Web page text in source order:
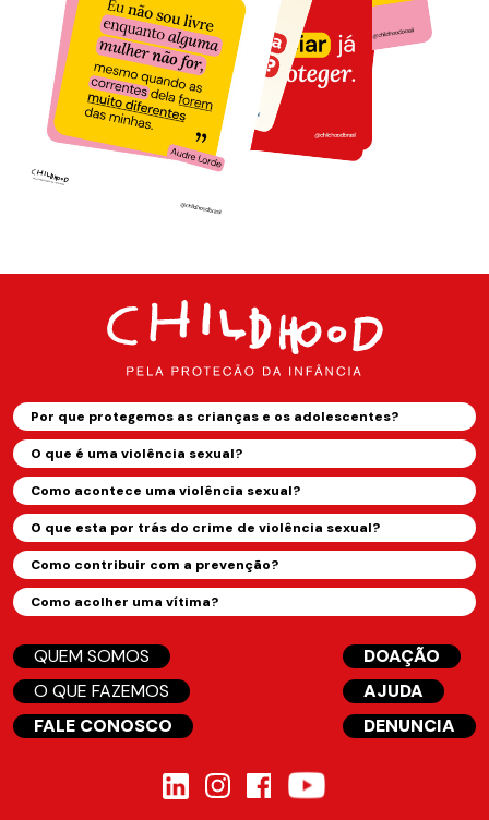
Por que protegemos as crianças e os adolescentes?
O que é uma violência sexual?
Como acontece uma violência sexual?
O que esta por trás do crime de violência sexual?
Como contribuir com a prevenção?
Como acolher uma vítima?
QUEM SOMOS
O QUE FAZEMOS
FALE CONOSCO
DOAÇÃO
AJUDA
DENUNCIA